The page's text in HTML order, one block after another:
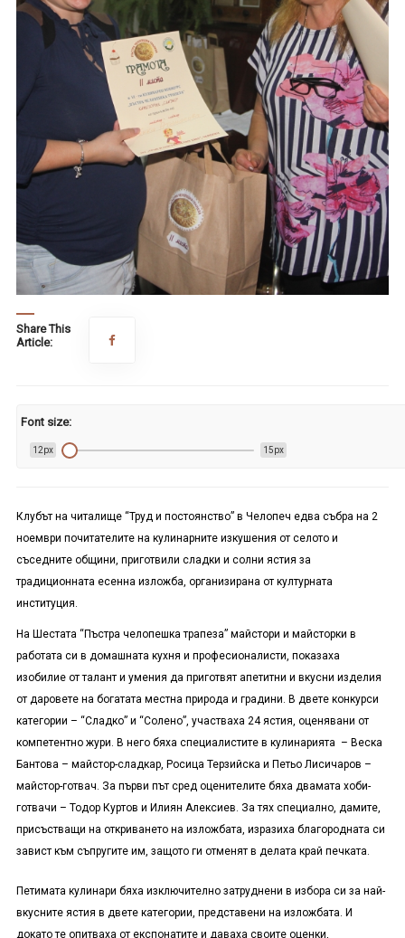
Share This
Article:
Font size:
12px 15px
Клубът на читалище “Труд и постоянство” в Челопеч едва събра на 2
ноември почитателите на кулинарните изкушения от селото и
съседните общини, приготвили сладки и солни ястия за
традиционната есенна изложба, организирана от културната
институция.
На Шестата “Пъстра челопешка трапеза” майстори и майсторки в
работата си в домашната кухня и професионалисти, показаха
изобилие от талант и умения да приготвят апетитни и вкусни изделия
от даровете на богатата местна природа и градини. В двете конкурси
категории – “Сладко” и “Солено”, участваха 24 ястия, оценявани от
компетентно жури. В него бяха специалистите в кулинарията – Веска
Бантова – майстор-сладкар, Росица Терзийска и Петьо Лисичаров –
майстор-готвач. За първи път сред оценителите бяха двамата хоби-
готвачи – Тодор Куртов и Илиян Алексиев. За тях специално, дамите,
присъстващи на откриването на изложбата, изразиха благородната си
завист към съпругите им, защото ги отменят в делата край печката.
Петимата кулинари бяха изключително затруднени в избора си за най-
вкусните ястия в двете категории, представени на изложбата. И
докато те опитваха от експонатите и даваха своите оценки,